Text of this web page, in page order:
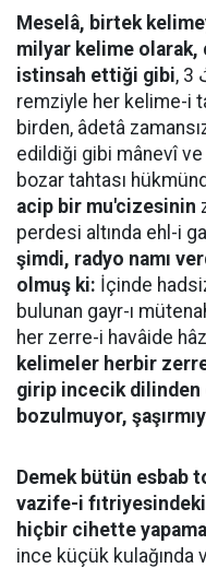
Meselâ, birtek
milyar kelime
istinsah ettiği gibi, إِلَيْهِ يَصْعَدُ الْكَلِمُ الطَّيِّبُ 3 âyetinin
remziyle her kelime-i
birden, âdetâ
edildiği gibi mânevî
bozar tahtası
acip bir mu'cizesinin
perdesi altında ehl-i
şimdi, radyo namı
olmuş ki: İçinde
bulunan gayr-ı
her zerre-i havâide
kelimeler herbir
girip incecik dilinden
bozulmuyor,
Demek bütün esbab
vazife-i
hiçbir cihette
ince küçük kulağında